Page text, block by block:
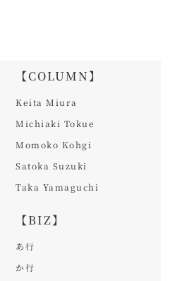
【COLUMN】
Keita Miura
Michiaki Tokue
Momoko Kohgi
Satoka Suzuki
Taka Yamaguchi
【BIZ】
あ行
か行